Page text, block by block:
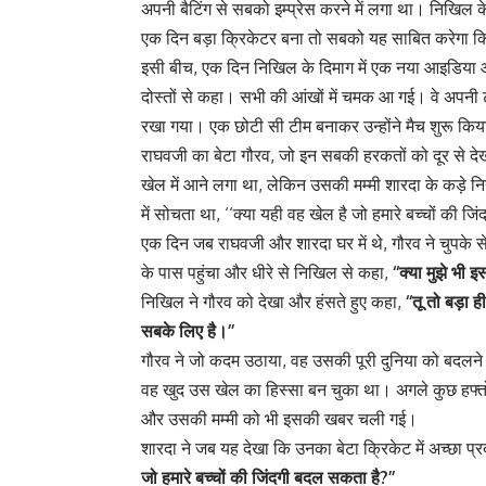
अपनी बैटिंग से सबको इम्प्रेस करने में लगा था। निखिल
एक दिन बड़ा क्रिकेटर बना तो सबको यह साबित करेगा
इसी बीच, एक दिन निखिल के दिमाग में एक नया
दोस्तों से कहा। सभी की आंखों में चमक आ गई। वे अपनी
रखा गया। एक छोटी सी टीम बनाकर उन्होंने मैच शुरू
राघवजी का बेटा गौरव, जो इन सबकी हरकतों को दूर से
खेल में आने लगा था, लेकिन उसकी मम्मी शारदा के कड़े
में सोचता था, ‘‘क्या यही वह खेल है जो हमारे बच्चों की
एक दिन जब राघवजी और शारदा घर में थे, गौरव ने चुपके
के पास पहुंचा और धीरे से निखिल से कहा, ‘‘क्या मुझे भी
निखिल ने गौरव को देखा और हंसते हुए कहा, ‘‘तू तो
सबके लिए है।’’
गौरव ने जो कदम उठाया, वह उसकी पूरी दुनिया को
वह खुद उस खेल का हिस्सा बन चुका था। अगले कुछ
और उसकी मम्मी को भी इसकी खबर चली गई।
शारदा ने जब यह देखा कि उनका बेटा क्रिकेट में अच्छा
जो हमारे बच्चों की जिंदगी बदल सकता है?’’